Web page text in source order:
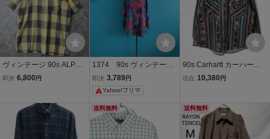
ヴィンテージ 90s ALPHA
NUMERIC チェック柄 オ
即決 6,800 円
1374 90s ヴィンテージ
ナイガイ 総柄 長袖 シャツ
ブラウス レトロ マルチカ
ラー 開襟 派手柄 昭和レト
ロ レディース
即決 3,789 円
Yahoo!フリマ
90s Carhartt カーハート
ネイティブ柄 長袖 フラン
現在 10,380 円
送料無料 送料無料